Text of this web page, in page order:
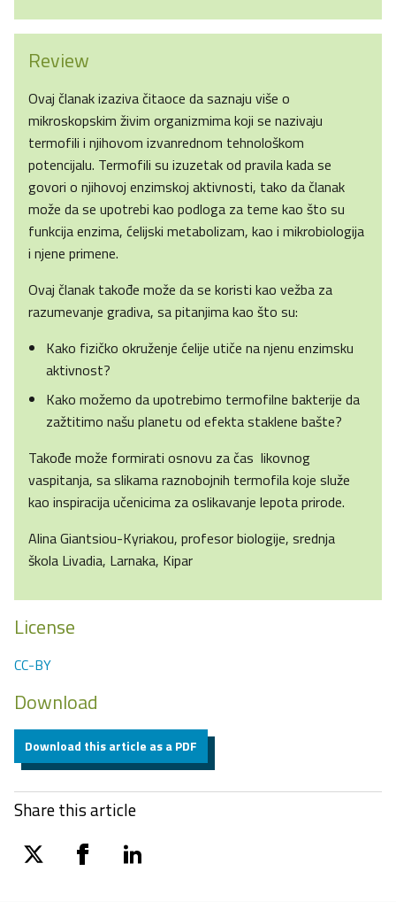
Review
Ovaj članak izaziva čitaoce da saznaju više o
mikroskopskim živim organizmima koji se nazivaju
termofili i njihovom izvanrednom tehnološkom
potencijalu. Termofili su izuzetak od pravila kada se
govori o njihovoj enzimskoj aktivnosti, tako da članak
može da se upotrebi kao podloga za teme kao što su
funkcija enzima, ćelijski metabolizam, kao i mikrobiologija
i njene primene.
Ovaj članak takođe može da se koristi kao vežba za
razumevanje gradiva, sa pitanjima kao što su:
Kako fizičko okruženje ćelije utiče na njenu enzimsku
aktivnost?
Kako možemo da upotrebimo termofilne bakterije da
zažtitimo našu planetu od efekta staklene bašte?
Takođe može formirati osnovu za čas likovnog
vaspitanja, sa slikama raznobojnih termofila koje služe
kao inspiracija učenicima za oslikavanje lepota prirode.
Alina Giantsiou-Kyriakou, profesor biologije, srednja
škola Livadia, Larnaka, Kipar
License
CC-BY
Download
Download this article as a PDF
Share this article
twitter facebooklinkedin